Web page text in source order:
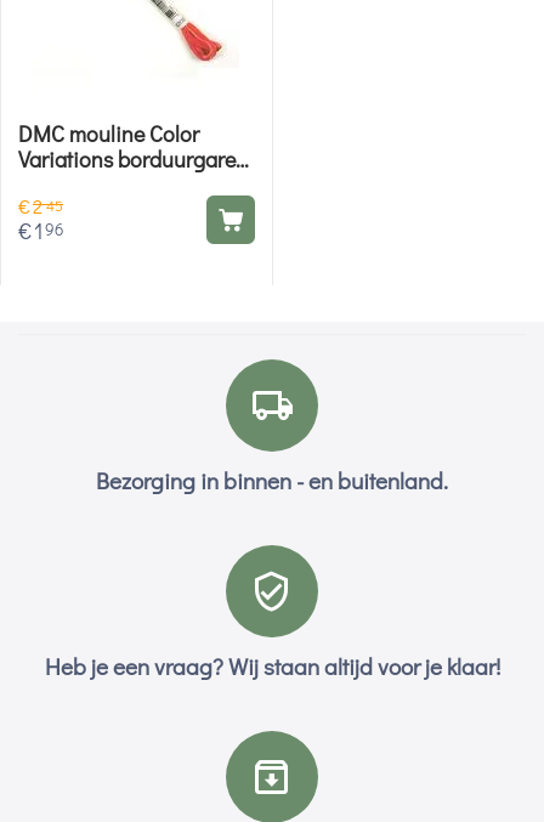
DMC mouline Color
Variations borduurgaren
€245
€196
Bezorging in binnen - en buitenland.
Heb je een vraag? Wij staan altijd voor je klaar!